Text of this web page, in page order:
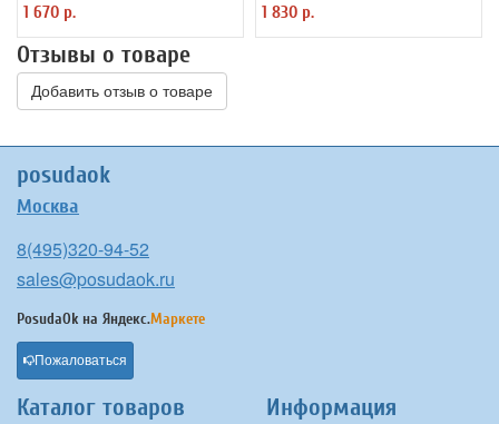
1 670 р. 1 830 р.
Отзывы о товаре
Добавить отзыв о товаре
posudaok
Москва
8(495)320-94-52
sales@posudaok.ru
PosudaOk на Яндекс.Маркете
Пожаловаться
Каталог товаров Информация